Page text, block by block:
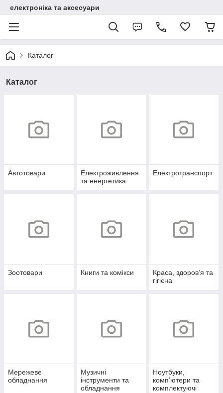
електроніка та аксесуари
Каталог
Каталог
Автотовари
Електроживлення
та енергетика
Електротранспорт
Зоотовари Книги та комікси
Краса, здоров’я та
гігієна
Мережеве
обладнання
Музичні
інструменти та
обладнання
Ноутбуки,
комп’ютери та
комплектуючі